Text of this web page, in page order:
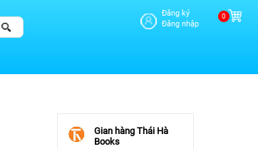
Đăng ký
Đăng nhập
0
Gian hàng Thái Hà
Books